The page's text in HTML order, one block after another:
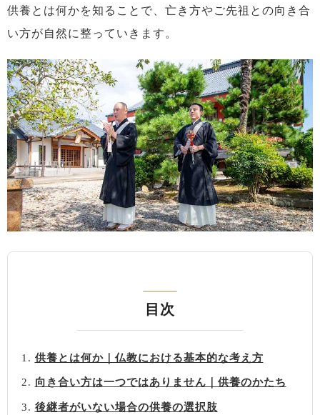
供養とは何かを知ることで、亡き方やご先祖との向き合
い方が自然に整っていきます。
目次
供養とは何か｜仏教における基本的な考え方
向き合い方は一つではありません｜供養のかたち
後継者がいない場合の供養の選択肢